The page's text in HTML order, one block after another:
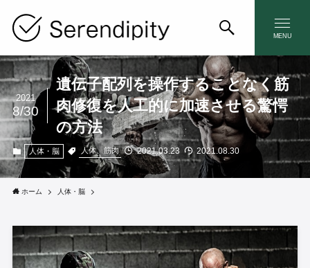
MENU
遺伝子配列を操作することなく筋
肉修復を人工的に加速させる驚愕
の方法
2021
8/30
人体・脳 人体、筋肉 2021.03.23 2021.08.30
ホーム 人体・脳